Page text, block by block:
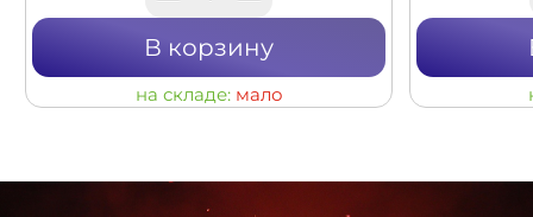
В корзину
на складе: мало